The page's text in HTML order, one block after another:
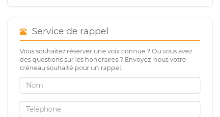
Service de rappel
Vous souhaitez réserver une voix connue ? Ou vous avez
des questions sur les honoraires ? Envoyez-nous votre
créneau souhaité pour un rappel.